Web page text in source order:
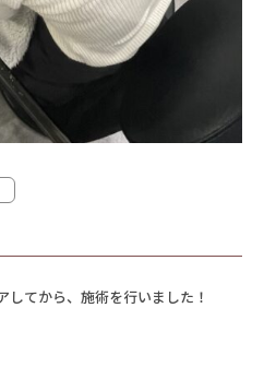
てから、施術を行いました！